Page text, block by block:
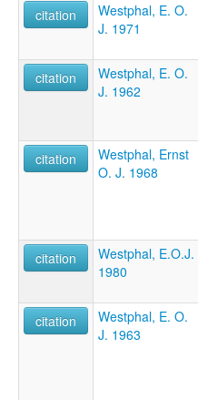
citation
Westphal, E. O.
J. 1971
citation
Westphal, E. O.
J. 1962
citation
Westphal, Ernst
O. J. 1968
citation
Westphal, E.O.J.
1980
citation
Westphal, E. O.
J. 1963